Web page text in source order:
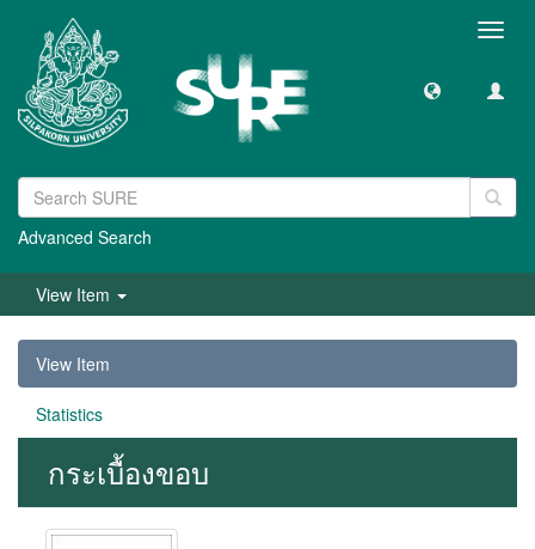
Advanced Search
View Item
View Item
Statistics
กระเบื้องขอบ